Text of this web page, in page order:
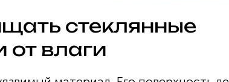
стеклянные
от влаги